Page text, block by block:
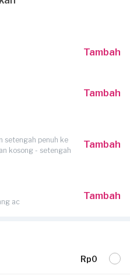
Tambah
Tambah
setengah penuh ke
kosong - setengah
Tambah
ac
Tambah
Rp0